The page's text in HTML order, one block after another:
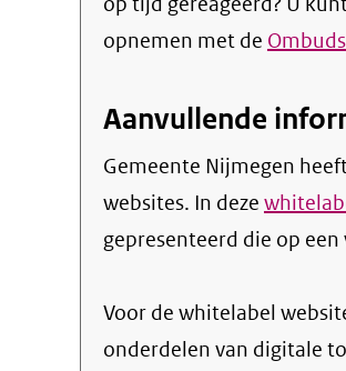
opnemen met de
Aanvullende
Gemeente Nijmegen
websites. In deze
gepresenteerd die op
Voor de whitelabel
onderdelen van digitale